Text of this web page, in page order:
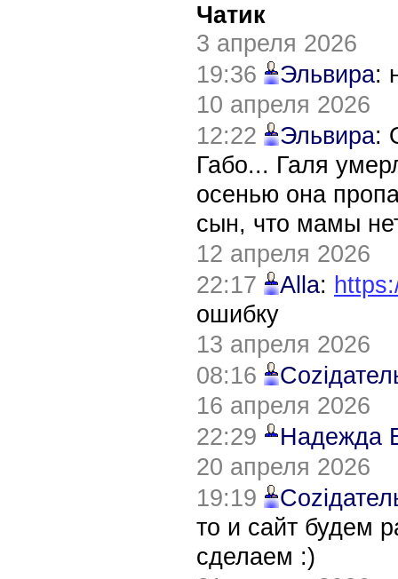
Чатик
3 апреля 2026
19:36
Эльвира:
10 апреля 2026
12:22
Эльвира:
Габо... Галя
осенью она
сын, что мамы
12 апреля 2026
22:17
Alla:
ошибку
13 апреля 2026
08:16
16 апреля 2026
22:29
Надежда
20 апреля 2026
19:19
то и сайт будем
сделаем :)